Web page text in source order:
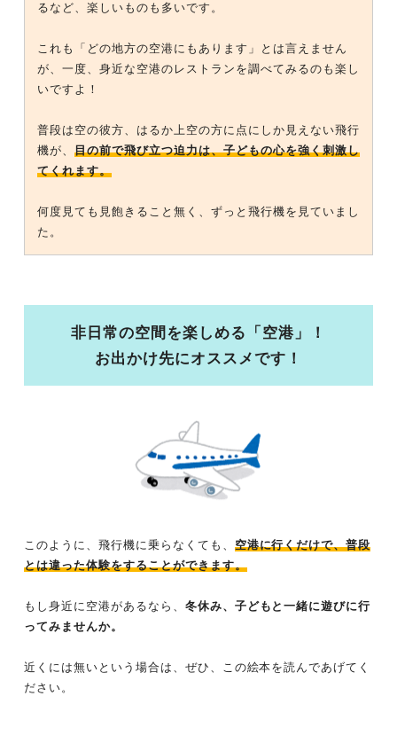
るなど、楽しいものも多いです。
これも「どの地方の空港にもあります」とは言えません
が、一度、身近な空港のレストランを調べてみるのも楽し
いですよ！
普段は空の彼方、はるか上空の方に点にしか見えない飛行
機が、 目の前で飛び立つ迫力は、子どもの心を強く刺激し
てくれます。
何度見ても見飽きること無く、ずっと飛行機を見ていまし
た。
非日常の空間を楽しめる「空港」！
お出かけ先にオススメです！
このように、飛行機に乗らなくても、 空港に行くだけで、普段
とは違った体験をすることができます。
もし身近に空港があるなら、 冬休み、子どもと一緒に遊びに行
ってみませんか。
近くには無いという場合は、ぜひ、この絵本を読んであげてく
ださい。